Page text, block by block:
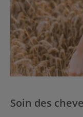
Soin des